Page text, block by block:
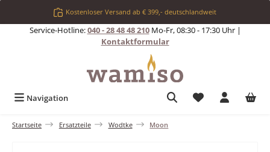
Zum Hauptinhalt springenKostenloser Versand ab € 399,- deutschlandweit
Service-Hotline:040 - 28 48 48 210Mo-Fr, 08:30 - 17:30 Uhr |
Kontaktformular
Navigation Du hast 0
Startseite Ersatzteile Wodtke Moon